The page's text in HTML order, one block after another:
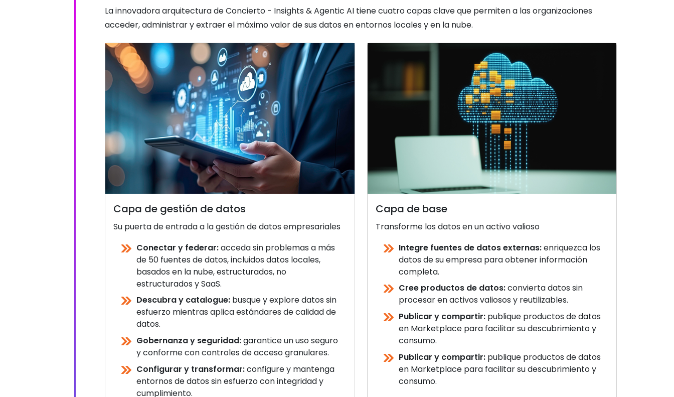
La innovadora arquitectura de Concierto - Insights & Agentic AI tiene cuatro capas clave que permiten a las organizaciones
acceder, administrar y extraer el máximo valor de sus datos en entornos locales y en la nube.
Capa de gestión de datos
Su puerta de entrada a la gestión de datos empresariales
Conectar y federar:acceda sin problemas a más
de 50 fuentes de datos, incluidos datos locales,
basados en la nube, estructurados, no
estructurados y SaaS.
Descubra y catalogue: busque y explore datos sin
esfuerzo mientras aplica estándares de calidad de
datos.
Gobernanza y seguridad:garantice un uso seguro
y conforme con controles de acceso granulares.
Configurar y transformar:configure y mantenga
entornos de datos sin esfuerzo con integridad y
cumplimiento.
Capa de base
Transforme los datos en un activo valioso
Integre fuentes de datos externas:enriquezca los
datos de su empresa para obtener información
completa.
Cree productos de datos:convierta datos sin
procesar en activos valiosos y reutilizables.
Publicar y compartir:publique productos de datos
en Marketplace para facilitar su descubrimiento y
consumo.
Publicar y compartir:publique productos de datos
en Marketplace para facilitar su descubrimiento y
consumo.